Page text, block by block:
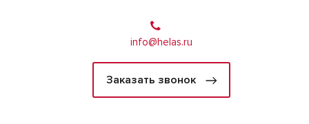
info@helas.ru
Заказать звонок